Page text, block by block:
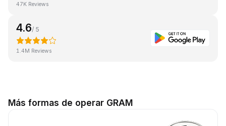
47K Reviews
4.6/ 5
1.4M Reviews
Más formas de operar GRAM